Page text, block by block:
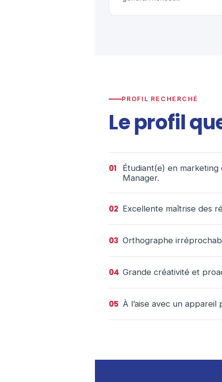
PROFIL RECHERCHÉ
Le profil
01
Étudiant(e) en
Manager.
02 Excellente maîtrise des
03 Orthographe
04 Grande créativité et
05 À l’aise avec un